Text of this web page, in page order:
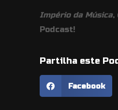
Império da Música,
Podcast!
Partilha este
Facebook